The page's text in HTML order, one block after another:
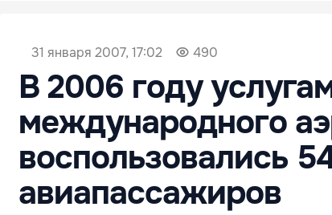
31 января 2007, 17:02 490
В 2006 году
международного
воспользовались
авиапассажиров